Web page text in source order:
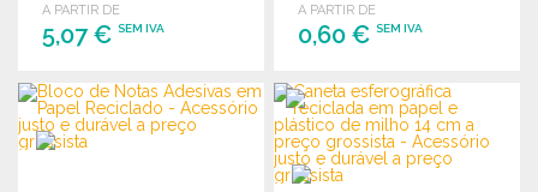
A PARTIR DE
5,07 € SEM IVA
ENCOMENDAR
Solicitar um orçamento
A PARTIR DE
0,60 €SEM IVA
ENCOMENDAR
Solicitar um orçamento